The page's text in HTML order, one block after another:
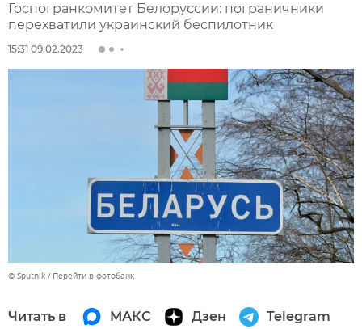
Госпогранкомитет Белоруссии: пограничники
перехватили украинский беспилотник
15:31 09.02.2023
© Sputnik Перейти в фотобанк
Читать в МАКС Дзен Telegram